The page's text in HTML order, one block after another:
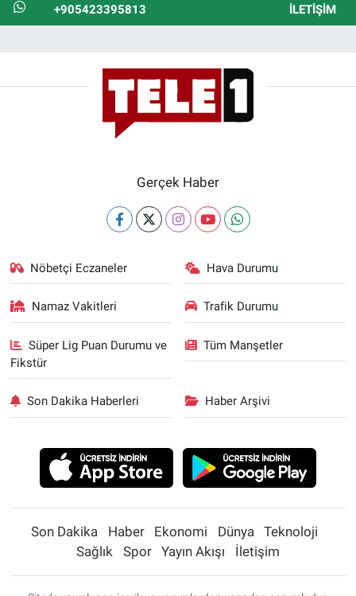
+905423395813 İLETIŞIM
Gerçek Haber
Nöbetçi Eczaneler Hava Durumu
Namaz Vakitleri Trafik Durumu
Süper Lig Puan Durumu ve
Fikstür
Tüm Manşetler
Son Dakika Haberleri Haber Arşivi
Son Dakika Haber Ekonomi Dünya
Teknoloji
Sağlık
Spor Yayın Akışı İletişim